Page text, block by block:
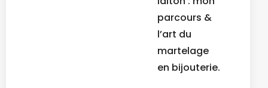
parcours &
l’art du
martelage
en bijouterie.